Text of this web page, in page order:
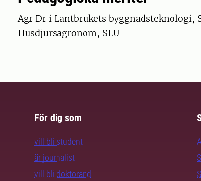
Agr Dr i Lantbrukets byggnadsteknologi,
Husdjursagronom, SLU
För dig som
vill bli student
är journalist
vill bli doktorand